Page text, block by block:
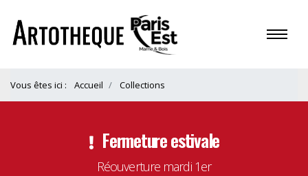
Vous êtes ici : Accueil Collections
Fermeture estivale
Réouverture mardi 1er